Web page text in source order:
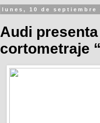
lunes, 10 de septiembre
Audi
cortometraje